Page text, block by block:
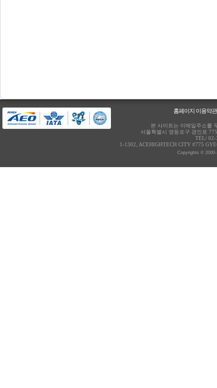
홈페이지 이용약관
본 사이트는 이메일주소를
서울특별시 영등포구 경인로
TEL/
1-1302, ACEHIGHTECH CITY #775
Copyrights ©